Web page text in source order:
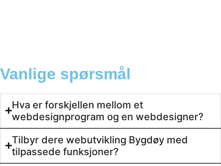
Vanlige spørsmål
Hva er forskjellen mellom et
webdesignprogram og en webdesigner?
Tilbyr dere webutvikling Bygdøy med
tilpassede funksjoner?
Nødvendig
Preferanser
Statistikk
Markedsføring